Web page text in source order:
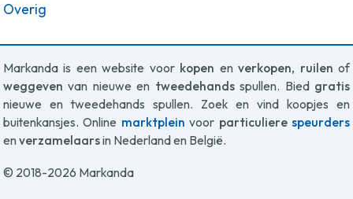
Overig
Markanda is een website voor kopen enverkopen, ruilen of
weggeven van nieuwe en tweedehandsspullen. Bied gratis
nieuwe en tweedehands spullen. Zoek en vind koopjes en
buitenkansjes. Online marktplein voor particulierespeurders
en verzamelaarsin Nederland en België.
© 2018-2026 Markanda